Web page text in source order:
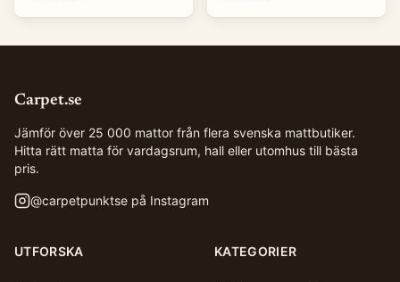
Carpet.se
Jämför över 25 000 mattor från flera svenska mattbutiker.
Hitta rätt matta för vardagsrum, hall eller utomhus till bästa
pris.
@carpetpunktse på Instagram
UTFORSKA KATEGORIER